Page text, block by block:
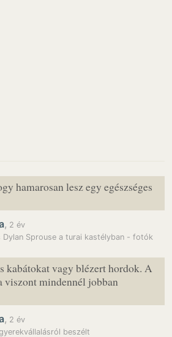
hamarosan lesz egy egészséges
, 2 év
Dylan Sprouse a turai kastélyban - fotók
kabátokat vagy blézert hordok. A
viszont mindennél jobban
, 2 év
beszélt